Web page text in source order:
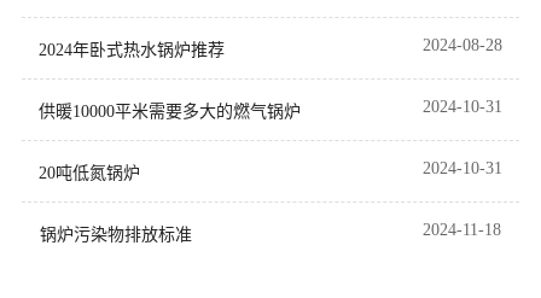
2024年卧式热水锅炉推荐 2024-08-28
供暖10000平米需要多大的燃气锅炉 2024-10-31
20吨低氮锅炉 2024-10-31
锅炉污染物排放标准 2024-11-18